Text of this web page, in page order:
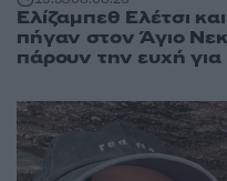
Ελίζαμπεθ Ελέτσι
πήγαν στον Άγιο
πάρουν την ευχή για